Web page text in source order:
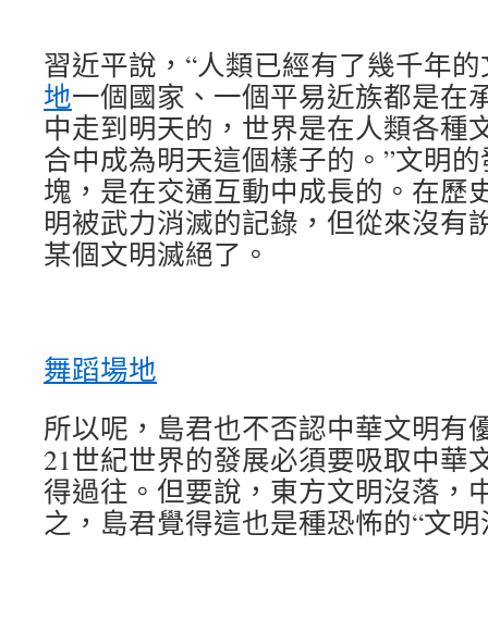
習近平說，“人類已經有了幾千年
地一個國家、一個平易近族都是在
中走到明天的，世界是在人類各種
合中成為明天這個樣子的。”文明
塊，是在交通互動中成長的。在歷
明被武力消滅的記錄，但從來沒有
某個文明滅絕了。
舞蹈場地
所以呢，島君也不否認中華文明有
21世紀世界的發展必須要吸取中華
得過往。但要說，東方文明沒落，
之，島君覺得這也是種恐怖的“文